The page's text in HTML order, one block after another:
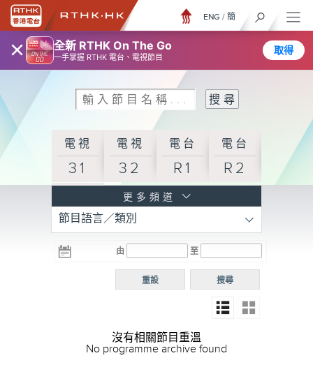
× 全新 RTHK On The Go
一手掌握 RTHK 電台、電視節目
取得
ENG / 簡
電視
31
電視
32
電台
R1
電台
R2
R3
電台 電台
R5
電台
普通
更多頻道
節目語言／類別
由 至
搜尋
重設
沒有相關節目重溫
No programme archive found